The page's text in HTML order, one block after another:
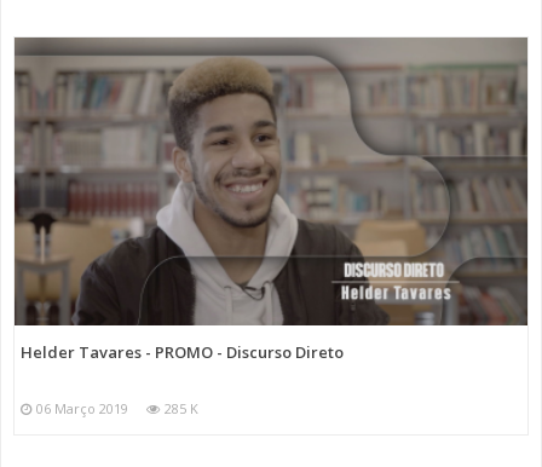
Helder Tavares - PROMO - Discurso Direto
06 Março 2019 285 K